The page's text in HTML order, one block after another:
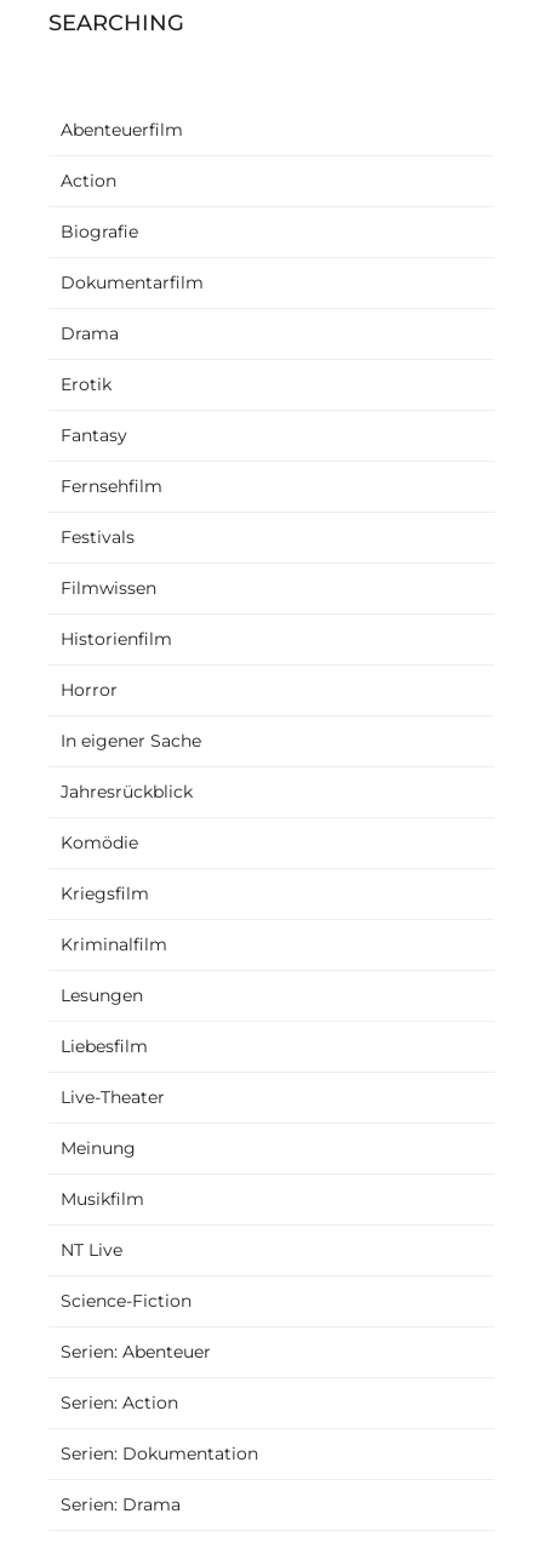
SEARCHING
Abenteuerfilm
Action
Biografie
Dokumentarfilm
Drama
Erotik
Fantasy
Fernsehfilm
Festivals
Filmwissen
Historienfilm
Horror
In eigener Sache
Jahresrückblick
Komödie
Kriegsfilm
Kriminalfilm
Lesungen
Liebesfilm
Live-Theater
Meinung
Musikfilm
NT Live
Science-Fiction
Serien: Abenteuer
Serien: Action
Serien: Dokumentation
Serien: Drama